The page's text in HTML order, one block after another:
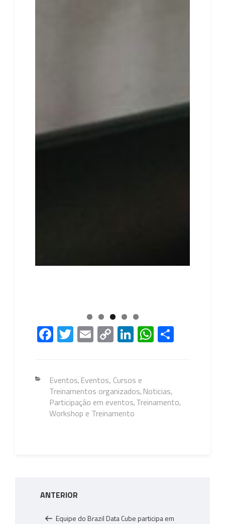
Fa
ce
o
ok
T
wi
er
E
m
C
o
Li
nk
Li
nk
dI
n
W
h
s
A
Categorias
Eventos, Eventos, Cursos e
Treinamentos organizados, Noticias,
Participação em eventos, Treinamento,
Workshop e Treinamento
Post
ANTERIOR
Equipe do Brazil Data Cube participa em